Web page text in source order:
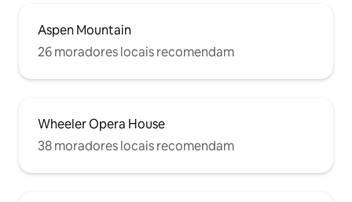
Aspen Mountain
26 moradores locais recomendam
Wheeler Opera House
38 moradores locais recomendam